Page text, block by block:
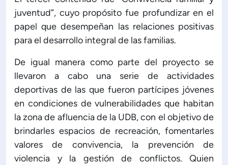
juventud”, cuyo propósito fue profundizar en el
papel que desempeñan las relaciones positivas
para el desarrollo integral de las familias.
De igual manera como parte del proyecto se
llevaron a cabo una serie de actividades
deportivas de las que fueron partícipes jóvenes
en condiciones de vulnerabilidades que habitan
la zona de afluencia de la UDB, con el objetivo de
brindarles espacios de recreación, fomentarles
valores de convivencia, la prevención de
violencia y la gestión de conflictos. Quien